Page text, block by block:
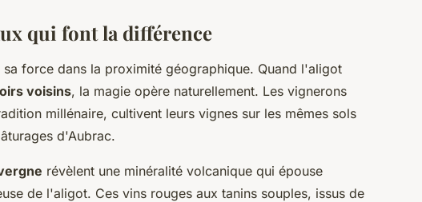
qui font la différence
force dans la proximité géographique. Quand l'aligot
voisins, la magie opère naturellement. Les vignerons
millénaire, cultivent leurs vignes sur les mêmes sols
d'Aubrac.
révèlent une minéralité volcanique qui épouse
de l'aligot. Ces vins rouges aux tanins souples, issus de